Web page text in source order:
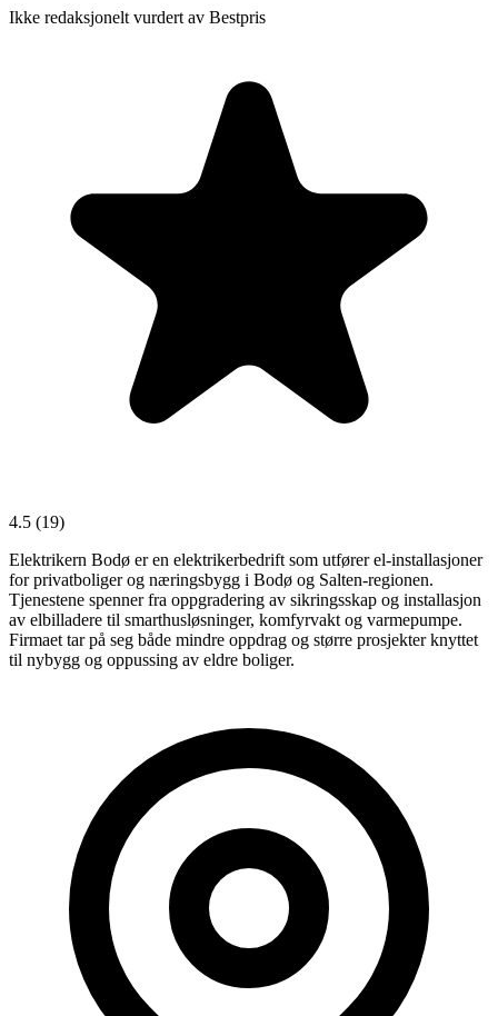
Ikke redaksjonelt vurdert av Bestpris
4.5 (19)
Elektrikern Bodø er en elektrikerbedrift som utfører el-installasjoner
for privatboliger og næringsbygg i Bodø og Salten-regionen.
Tjenestene spenner fra oppgradering av sikringsskap og installasjon
av elbilladere til smarthusløsninger, komfyrvakt og varmepumpe.
Firmaet tar på seg både mindre oppdrag og større prosjekter knyttet
til nybygg og oppussing av eldre boliger.